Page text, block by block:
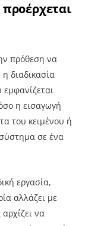
πρόθεση να
διαδικασία
η εισαγωγή
του κειμένου ή
σε ένα
εργασία,
αλλάζει με
να